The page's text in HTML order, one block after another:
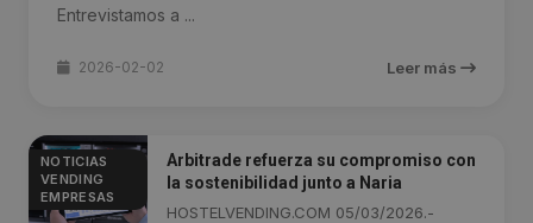
Entrevistamos a ...
2026-02-02 Leer más
NOTICIAS
VENDING
EMPRESAS
Arbitrade refuerza su compromiso con
la sostenibilidad junto a Naria
HOSTELVENDING.COM 05/03/2026.-